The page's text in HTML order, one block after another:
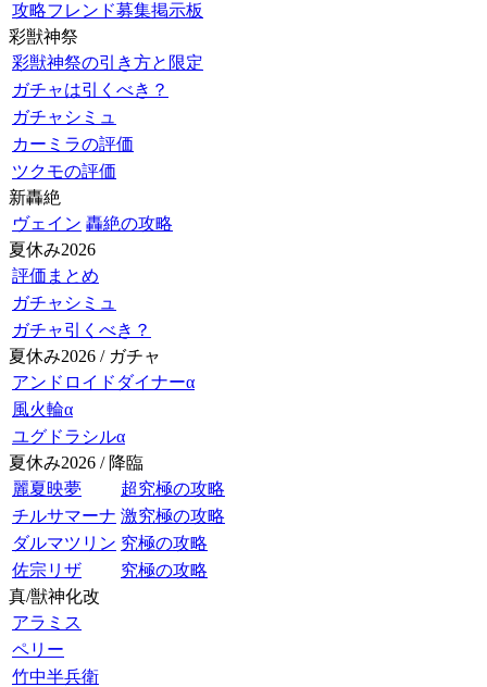
攻略フレンド募集掲示板
彩獣神祭
彩獣神祭の引き方と限定
ガチャは引くべき？
ガチャシミュ
カーミラの評価
ツクモの評価
新轟絶
ヴェイン 轟絶の攻略
夏休み2026
評価まとめ
ガチャシミュ
ガチャ引くべき？
夏休み2026 / ガチャ
アンドロイドダイナーα
風火輪α
ユグドラシルα
夏休み2026 / 降臨
麗夏映夢
超究極の攻略
チルサマーナ 激究極の攻略
ダルマツリン 究極の攻略
佐宗リザ
究極の攻略
真/獣神化改
アラミス
ペリー
竹中半兵衛